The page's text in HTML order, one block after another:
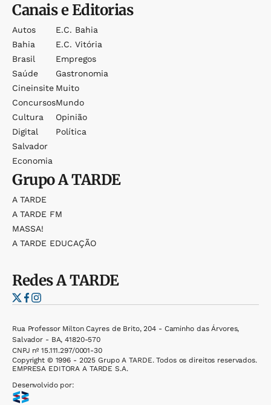
Canais e Editorias
Autos
Bahia
Brasil
Saúde
Cineinsite
Concursos
Cultura
Digital
Salvador
Economia
E.c. Bahia
E.c. Vitória
Empregos
Gastronomia
Muito
Mundo
Opinião
Política
GrupoA TARDE
A TARDE
A TARDE FM
MASSA!
A TARDE EDUCAÇÃO
RedesA TARDE
Rua Professor Milton Cayres de Brito, 204 - Caminho das Árvores,
Salvador - BA, 41820-570
CNPJ nº 15.111.297/0001-30
Copyright © 1996 - 2025 Grupo A TARDE. Todos os direitos reservados.
EMPRESA EDITORA A TARDE S.A.
Desenvolvido por: